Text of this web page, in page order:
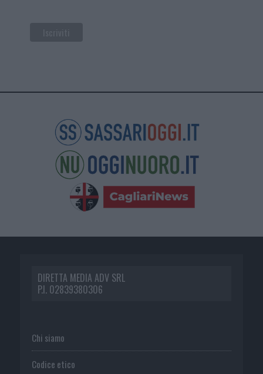
DIRETTA MEDIA ADV SRL
P.I. 02839380306
Chi siamo
Codice etico